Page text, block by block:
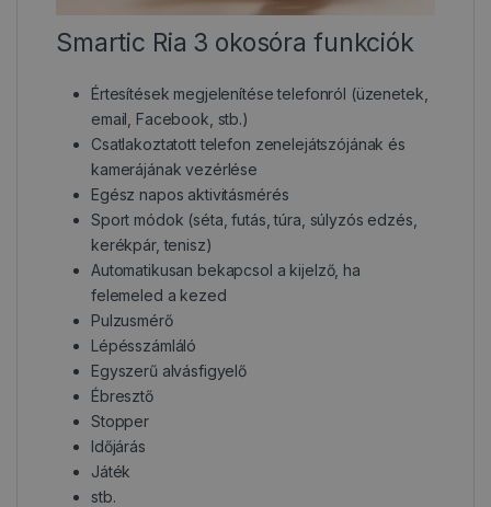
Smartic Ria 3 okosóra funkciók
Értesítések megjelenítése telefonról (üzenetek,
email, Facebook, stb.)
Csatlakoztatott telefon zenelejátszójának és
kamerájának vezérlése
Egész napos aktivitásmérés
Sport módok (séta, futás, túra, súlyzós edzés,
kerékpár, tenisz)
Automatikusan bekapcsol a kijelző, ha
felemeled a kezed
Pulzusmérő
Lépésszámláló
Egyszerű alvásfigyelő
Ébresztő
Stopper
Időjárás
Játék
stb.